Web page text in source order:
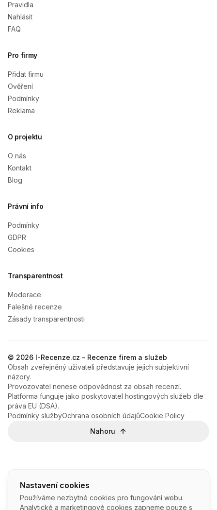
Nastavení cookies
Používáme nezbytné cookies pro fungování webu.
Analytické a marketingové cookies zapneme pouze s
Pravidla
Nahlásit
FAQ
Pro firmy
Přidat firmu
Ověření
Podmínky
Reklama
O projektu
O nás
Kontakt
Blog
Právní info
Podmínky
GDPR
Cookies
Transparentnost
Moderace
Falešné recenze
Zásady transparentnosti
© 2026 I-Recenze.cz - Recenze firem a služeb
Obsah zveřejněný uživateli představuje jejich subjektivní
názory.
Provozovatel nenese odpovědnost za obsah recenzí.
Platforma funguje jako poskytovatel hostingových služeb dle
práva EU (DSA).
Podmínky službyOchrana osobních údajůCookie Policy
Nahoru